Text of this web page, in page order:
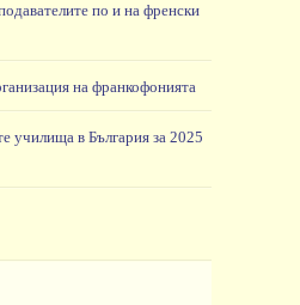
по и на френски
на франкофонията
училища в България за 2025